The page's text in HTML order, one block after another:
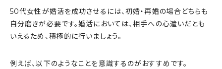
50代女性が婚活を成功させるには、初婚・再婚の場合どちらも
自分磨きが必要です。婚活においては、相手への心遣いだとも
いえるため、積極的に行いましょう。
例えば、以下のようなことを意識するのがおすすめです。